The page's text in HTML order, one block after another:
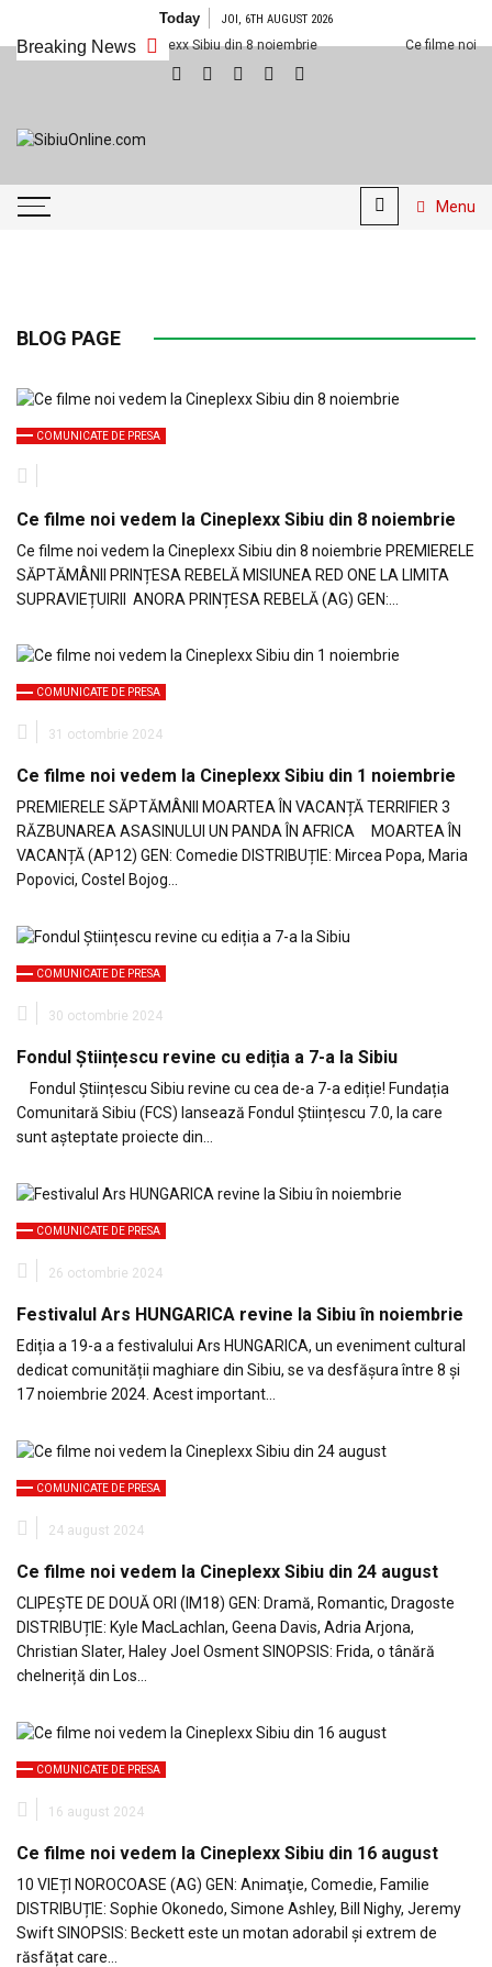
content
Today JOI, 6TH AUGUST 2026
Breaking News
noi vedem la Cineplexx Sibiu din 8 noiembrie Ce filme noi vedem
Sibiu!!!
Menu
BLOG PAGE
COMUNICATE DE PRESA
Ce filme noi vedem la Cineplexx Sibiu din 8 noiembrie
Ce filme noi vedem la Cineplexx Sibiu din 8 noiembrie PREMIERELE
SĂPTĂMÂNII PRINȚESA REBELĂ MISIUNEA RED ONE LA LIMITA
SUPRAVIEȚUIRII ANORA PRINȚESA REBELĂ (AG) GEN:…
COMUNICATE DE PRESA
31 octombrie 2024
Ce filme noi vedem la Cineplexx Sibiu din 1 noiembrie
PREMIERELE SĂPTĂMÂNII MOARTEA ÎN VACANȚĂ TERRIFIER 3
RĂZBUNAREA ASASINULUI UN PANDA ÎN AFRICA MOARTEA ÎN
VACANȚĂ (AP12) GEN: Comedie DISTRIBUȚIE: Mircea Popa, Maria
Popovici, Costel Bojog…
COMUNICATE DE PRESA
30 octombrie 2024
Fondul Științescu revine cu ediția a 7-a la Sibiu
Fondul Științescu Sibiu revine cu cea de-a 7-a ediție! Fundația
Comunitară Sibiu (FCS) lansează Fondul Științescu 7.0, la care
sunt așteptate proiecte din…
COMUNICATE DE PRESA
26 octombrie 2024
Festivalul Ars HUNGARICA revine la Sibiu în noiembrie
Ediția a 19-a a festivalului Ars HUNGARICA, un eveniment cultural
dedicat comunității maghiare din Sibiu, se va desfășura între 8 și
17 noiembrie 2024. Acest important…
COMUNICATE DE PRESA
24 august 2024
Ce filme noi vedem la Cineplexx Sibiu din 24 august
CLIPEȘTE DE DOUĂ ORI (IM18) GEN: Dramă, Romantic, Dragoste
DISTRIBUȚIE: Kyle MacLachlan, Geena Davis, Adria Arjona,
Christian Slater, Haley Joel Osment SINOPSIS: Frida, o tânără
chelneriță din Los…
COMUNICATE DE PRESA
16 august 2024
Ce filme noi vedem la Cineplexx Sibiu din 16 august
10 VIEȚI NOROCOASE (AG) GEN: Animaţie, Comedie, Familie
DISTRIBUȚIE: Sophie Okonedo, Simone Ashley, Bill Nighy, Jeremy
Swift SINOPSIS: Beckett este un motan adorabil și extrem de
răsfățat care…